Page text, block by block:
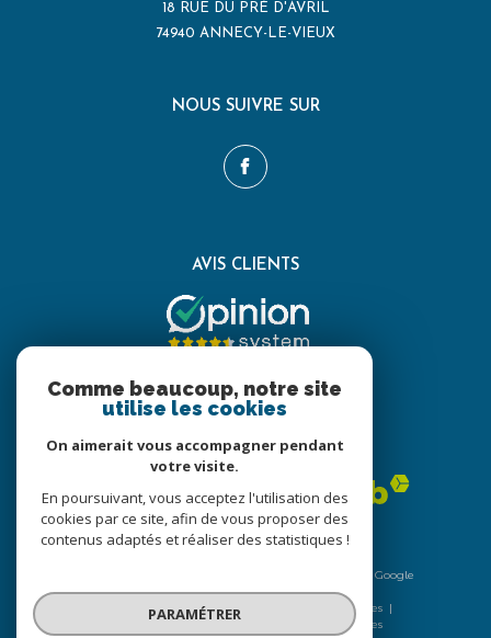
18 RUE DU PRÉ D'AVRIL
74940
ANNECY-LE-VIEUX
NOUS SUIVRE SUR
AVIS CLIENTS
ADHÉRENTS
© 2026 | Tous droits réservés | Traduction powered by Google
|
Nos honoraires
Plan du site
Mentions légales
Admin
Nos liens Politique RGPD Cookies
Comme beaucoup, notre site
utilise les cookies
On aimerait vous accompagner pendant
votre visite.
En poursuivant, vous acceptez l'utilisation des
cookies par ce site, afin de vous proposer des
contenus adaptés et réaliser des statistiques !
PARAMÉTRER